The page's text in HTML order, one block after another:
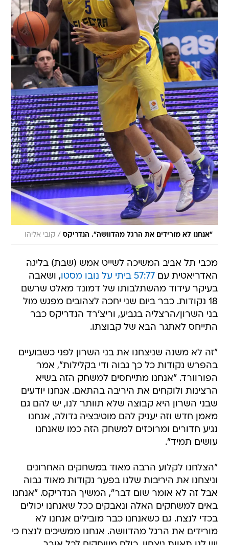
"אנחנו לא מורידים את הרגל מהדוושה". הנדריקס / קובי אליהו
מכבי תל אביב המשיכה לשייט אמש (שבת) בליגה
בעיקר עידוד מהשתלבותו של דמונד מאלט שרשם
18 נקודות. כבר ביום שני יחכה לצהובים מפגש מול
בני השרון/הרצליה בגביע, וריצ'רד הנדריקס כבר
התייחס לאתגר הבא של קבוצתו.
"זה לא משנה שניצחנו את בני השרון לפני כשבועיים
הפורוורד. "אנחנו מתייחסים למשחק הזה בשיא
הרצינות ולוקחים את היריבה בהתאם. אנחנו יודעים
שבני השרון היא קבוצה שלא תוותר לנו, יש להם גם
מאמן חדש וזה יעניק להם מוטיבציה גדולה, אנחנו
נגיע חדורים ומרוכזים למשחק הזה כמו שאנחנו
עושים תמיד".
"הצלחנו לקלוע הרבה מאוד במשחקים האחרונים
אבל זה לא אומר שום דבר", המשיך הנדריקס. "אנחנו
באים למשחקים האלה ונאבקים ככל שאנחנו יכולים
בכדי לנצח. גם כשאנחנו כבר מובילים אנחנו לא
מורידים את הרגל מהדוושה. אנחנו ממשיכים לנצח כי
יש לנו תאוות ניצחון. כולם משחקים לכל אורך
המשחק, ארבעה רבעים כמו שצריך".